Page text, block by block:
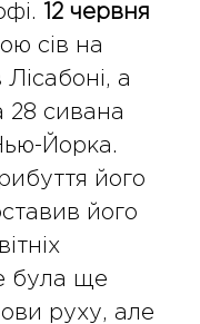
12 червня
сів на
а
28 сивана
Йорка.
його
його
була ще
руху, але